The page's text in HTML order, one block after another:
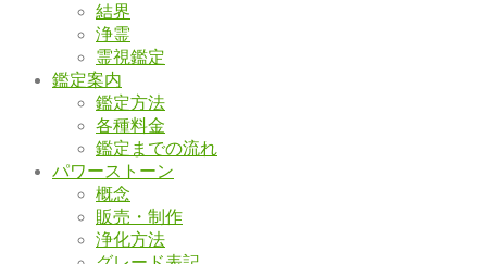
結界
浄霊
霊視鑑定
鑑定案内
鑑定方法
各種料金
鑑定までの流れ
パワーストーン
概念
販売・制作
浄化方法